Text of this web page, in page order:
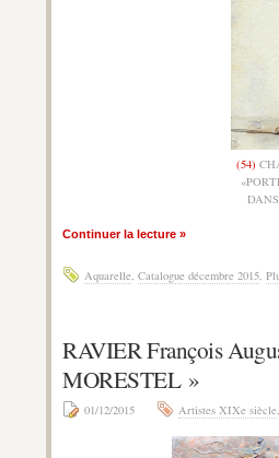
(54)
Continuer la lecture »
Aquarelle, Catalogue décembre 2015,
RAVIER François
MORESTEL »
01/12/2015 Artistes XIXe siècle